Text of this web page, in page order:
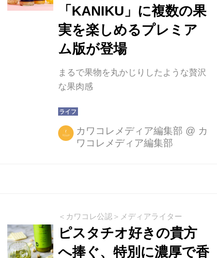
「KANIKU」に複数の果
実を楽しめるプレミア
ム版が登場
まるで果物を丸かじりしたような贅沢
な果肉感
カワコレメディア編集部 @ カ
ワコレメディア編集部
＜カワコレ公認＞メディアライター
ピスタチオ好きの貴方
へ捧ぐ、特別に濃厚で香